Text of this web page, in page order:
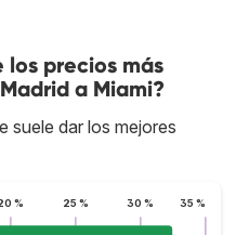
precios más
a Miami?
suele dar los mejores
% 25 % 30 % 35 %